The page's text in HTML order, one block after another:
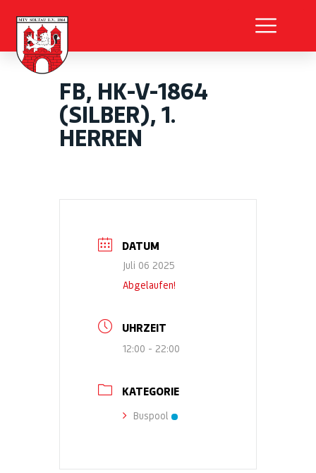
FB, HK-V-1864
(SILBER), 1.
HERREN
DATUM
Juli 06 2025
Abgelaufen!
UHRZEIT
12:00 - 22:00
KATEGORIE
Buspool